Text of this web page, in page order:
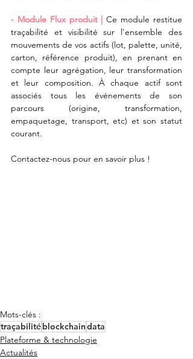
- Module Flux produit | Ce module restitue
traçabilité et visibilité sur l'ensemble des
mouvements de vos actifs (lot, palette, unité,
carton, référence produit), en prenant en
compte leur agrégation, leur transformation
et leur composition. À chaque actif sont
associés tous les événements de son
parcours (origine, transformation,
empaquetage, transport, etc) et son statut
courant.
Contactez-nous pour en savoir plus !
Mots-clés :
traçabilitéblockchaindata
Plateforme & technologie
Actualités